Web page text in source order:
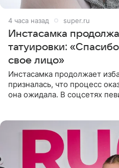
4 часа назад super.ru
Инстасамка
татуировки:
свое лицо»
Инстасамка продолжает
призналась, что процесс
она ожидала. В соцсетях